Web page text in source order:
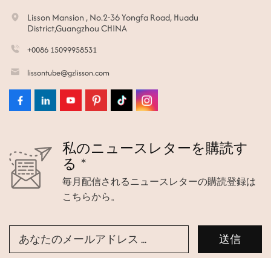
Lisson Mansion , No.2-36 Yongfa Road, Huadu
District,Guangzhou CHINA
+0086 15099958531
lissontube@gzlisson.com
私のニュースレターを購読す
る *
毎月配信されるニュースレターの購読登録は
こちらから。